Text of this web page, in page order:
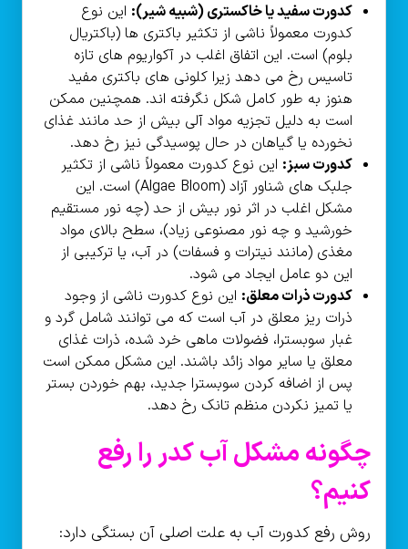
کدورت سفید یا خاکستری (شبیه شیر): این نوع
کدورت معمولاً ناشی از تکثیر باکتری ها (باکتریال
بلوم) است. این اتفاق اغلب در آکواریوم های تازه
تاسیس رخ می دهد زیرا کلونی های باکتری مفید
هنوز به طور کامل شکل نگرفته اند. همچنین ممکن
است به دلیل تجزیه مواد آلی بیش از حد مانند غذای
نخورده یا گیاهان در حال پوسیدگی نیز رخ دهد.
کدورت سبز: این نوع کدورت معمولاً ناشی از تکثیر
جلبک های شناور آزاد (Algae Bloom) است. این
مشکل اغلب در اثر نور بیش از حد (چه نور مستقیم
خورشید و چه نور مصنوعی زیاد)، سطح بالای مواد
مغذی (مانند نیترات و فسفات) در آب، یا ترکیبی از
این دو عامل ایجاد می شود.
کدورت ذرات معلق: این نوع کدورت ناشی از وجود
ذرات ریز معلق در آب است که می توانند شامل گرد و
غبار سوبسترا، فضولات ماهی خرد شده، ذرات غذای
معلق یا سایر مواد زائد باشند. این مشکل ممکن است
پس از اضافه کردن سوبسترا جدید، بهم خوردن بستر
یا تمیز نکردن منظم تانک رخ دهد.
چگونه مشکل آب کدر را رفع
کنیم؟
روش رفع کدورت آب به علت اصلی آن بستگی دارد: